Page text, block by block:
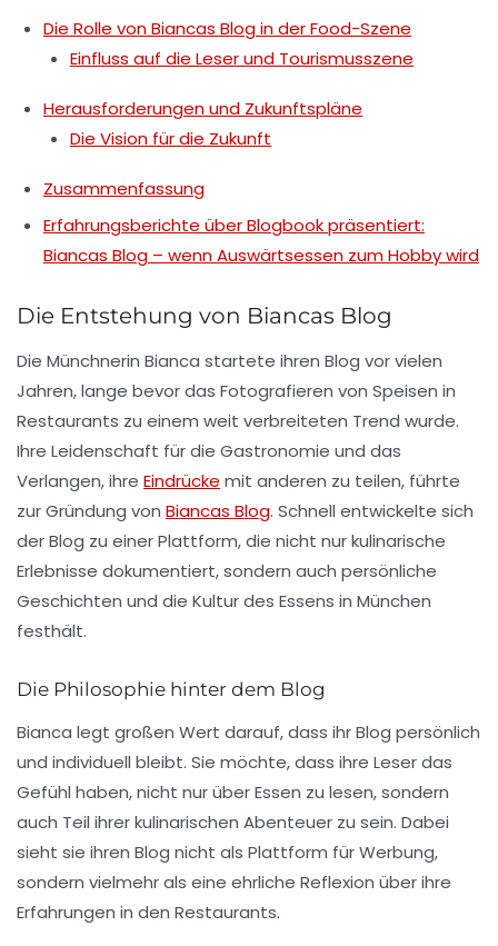
Die Rolle von Biancas Blog in der Food-Szene
Einfluss auf die Leser und Tourismusszene
Herausforderungen und Zukunftspläne
Die Vision für die Zukunft
Zusammenfassung
Erfahrungsberichte über Blogbook präsentiert:
Biancas Blog – wenn Auswärtsessen zum Hobby wird
Die Entstehung von Biancas Blog
Die Münchnerin Bianca startete ihren Blog vor vielen
Jahren, lange bevor das Fotografieren von Speisen in
Restaurants zu einem weit verbreiteten Trend wurde.
Ihre Leidenschaft für die Gastronomie und das
Verlangen, ihre Eindrücke mit anderen zu teilen, führte
zur Gründung von Biancas Blog. Schnell entwickelte sich
der Blog zu einer Plattform, die nicht nur kulinarische
Erlebnisse dokumentiert, sondern auch persönliche
Geschichten und die Kulturdes Essens in München
festhält.
Die Philosophie hinter dem Blog
Bianca legt großen Wert darauf, dass ihr Blog persönlich
und individuell bleibt. Sie möchte, dass ihre Leser das
Gefühl haben, nicht nur über Essen zu lesen, sondern
auch Teil ihrer kulinarischen Abenteuer zu sein. Dabei
sieht sie ihren Blog nicht als Plattform für Werbung,
sondern vielmehr als eine ehrliche Reflexion über ihre
Erfahrungen in den Restaurants.